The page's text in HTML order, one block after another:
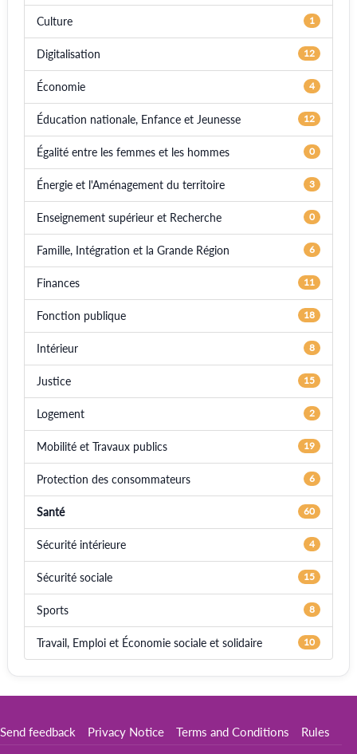
Culture 1
Digitalisation 12
Économie 4
Éducation nationale, Enfance et Jeunesse 12
Égalité entre les femmes et les hommes 0
Énergie et l'Aménagement du territoire 3
Enseignement supérieur et Recherche 0
Famille, Intégration et la Grande Région 6
Finances 11
Fonction publique 18
Intérieur 8
Justice 15
Logement 2
Mobilité et Travaux publics 19
Protection des consommateurs 6
Santé 60
Sécurité intérieure 4
Sécurité sociale 15
Sports 8
Travail, Emploi et Économie sociale et solidaire 10
Send feedback Privacy Notice Terms and Conditions Rules